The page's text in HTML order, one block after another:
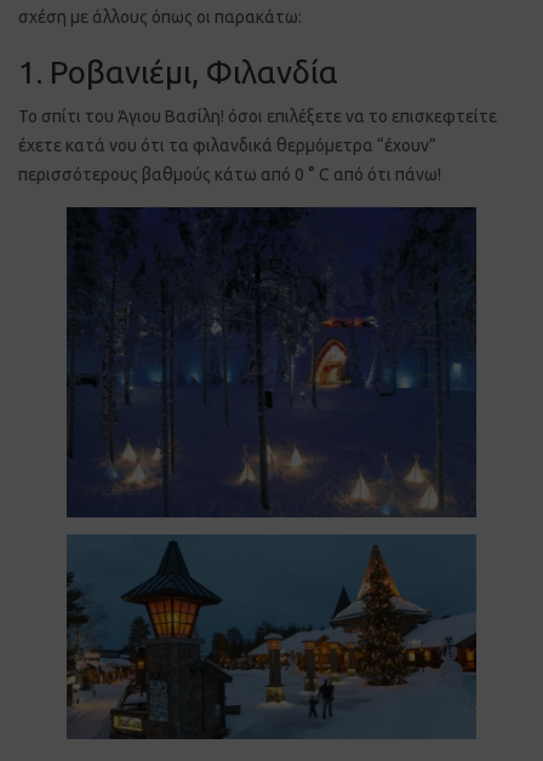
σχέση με άλλους όπως οι παρακάτω:
1. Ροβανιέμι, Φιλανδία
Το σπίτι του Άγιου Βασίλη! όσοι επιλέξετε να το επισκεφτείτε
έχετε κατά νου ότι τα φιλανδικά θερμόμετρα “έχουν”
περισσότερους βαθμούς κάτω από 0 ° C από ότι πάνω!